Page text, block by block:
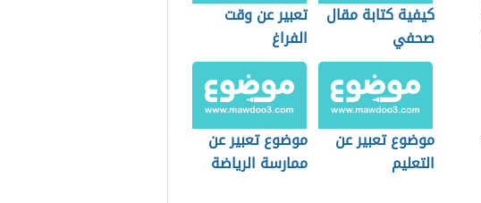
كيفية كتابة مقال
صحفي
تعبير عن وقت
الفراغ
موضوع تعبير عن
التعليم
موضوع تعبير عن
ممارسة الرياضة